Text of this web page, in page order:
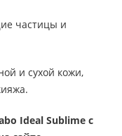
частицы и
и сухой кожи,
Ideal Sublime с